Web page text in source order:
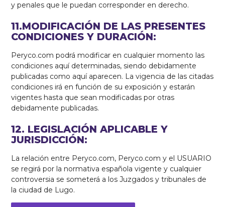
y penales que le puedan corresponder en derecho.
11.MODIFICACIÓN DE LAS PRESENTES
CONDICIONES Y DURACIÓN:
Peryco.com podrá modificar en cualquier momento las
condiciones aquí determinadas, siendo debidamente
publicadas como aquí aparecen. La vigencia de las citadas
condiciones irá en función de su exposición y estarán
vigentes hasta que sean modificadas por otras
debidamente publicadas.
12. LEGISLACIÓN APLICABLE Y
JURISDICCIÓN:
La relación entre Peryco.com, Peryco.com y el USUARIO
se regirá por la normativa española vigente y cualquier
controversia se someterá a los Juzgados y tribunales de
la ciudad de Lugo.